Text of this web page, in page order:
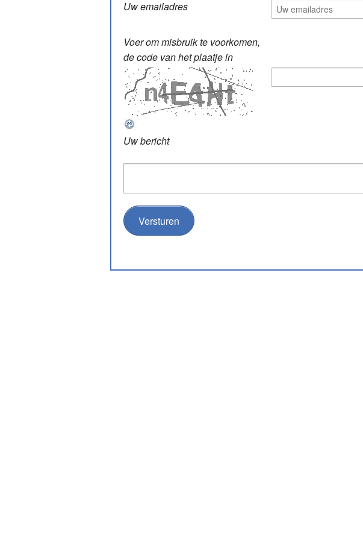
Uw emailadres
Voer om misbruik te voorkomen,
de code van het plaatje in
Uw bericht
Versturen